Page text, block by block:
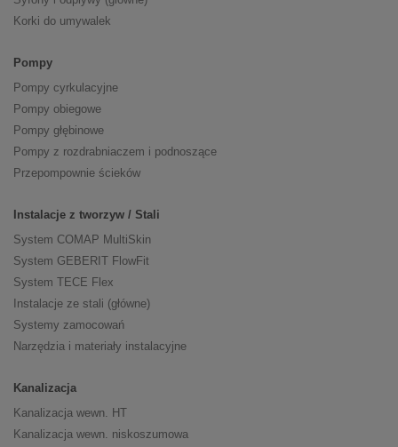
Korki do umywalek
Pompy
Pompy cyrkulacyjne
Pompy obiegowe
Pompy głębinowe
Pompy z rozdrabniaczem i podnoszące
Przepompownie ścieków
Instalacje z tworzyw / Stali
System COMAP MultiSkin
System GEBERIT FlowFit
System TECE Flex
Instalacje ze stali (główne)
Systemy zamocowań
Narzędzia i materiały instalacyjne
Kanalizacja
Kanalizacja wewn. HT
Kanalizacja wewn. niskoszumowa